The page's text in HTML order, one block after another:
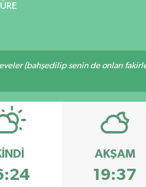
(bahşedilip senin de onları
AKŞAM
19:37